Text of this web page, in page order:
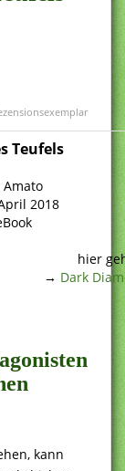
Teufels
2018
hier
→ Dark
kann